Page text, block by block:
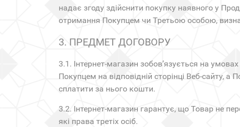
надає згоду здійснити покупку наявного у
отримання Покупцем чи Третьою особою,
3. ПРЕДМЕТ ДОГОВОРУ
3.1. Інтернет-магазин зобов’язується на
Покупцем на відповідній сторінці Веб-сайту,
сплатити за нього кошти.
3.2. Інтернет-магазин гарантує, що Товар не
які права третіх осіб.